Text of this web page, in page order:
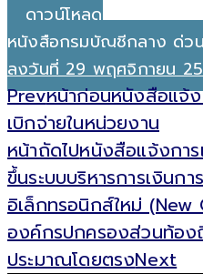
ดาวน์โหลด
หนังสือกรมบัญชีกลาง ด่ว
ลงวันที่ 29 พฤศจิกายน
Prevหน้าก่อนหนังสือแจ้
เบิกจ่ายในหน่วยงาน
หน้าถัดไปหนังสือแจ้งการ
ขึ้นระบบบริหารการเงินก
อิเล็กทรอนิกส์ใหม่ (New
องค์กรปกครองส่วนท้อง
ประมาณโดยตรงNext